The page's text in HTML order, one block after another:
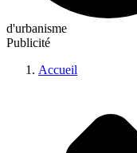
d'urbanisme
Publicité
Accueil